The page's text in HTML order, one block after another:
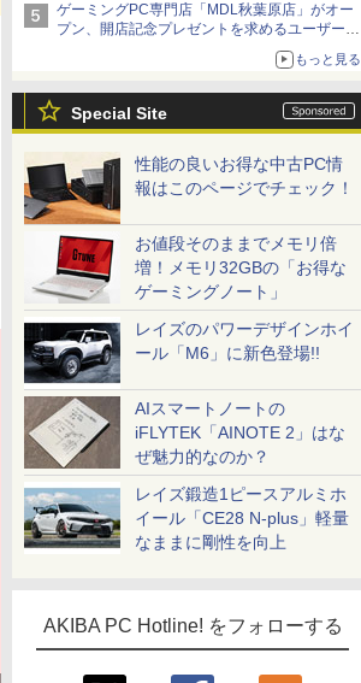
ゲーミングPC専門店「MDL秋葉原店」がオー
プン、開店記念プレゼントを求めるユーザーが
もっと見る
Special Site
性能の良いお得な中古PC情
報はこのページでチェック！
お値段そのままでメモリ倍
増！メモリ32GBの「お得な
ゲーミングノート」
レイズのパワーデザインホイ
ール「M6」に新色登場!!
AIスマートノートの
iFLYTEK「AINOTE 2」はな
ぜ魅力的なのか？
レイズ鍛造1ピースアルミホ
イール「CE28 N-plus」軽量
なままに剛性を向上
AKIBA PC Hotline! をフォローする